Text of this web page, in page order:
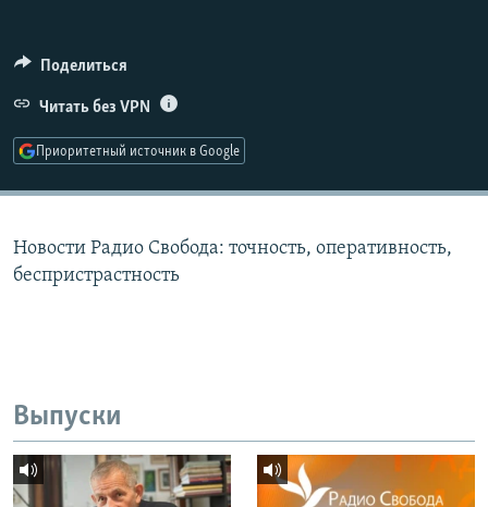
ПОДПИШИТЕСЬ НА РАССЫЛКУ
СОЦИАЛЬНЫЕ СЕТИ
Поделиться
Читать без VPN
Приоритетный источник в Google
Новости Радио Свобода: точность, оперативность,
беспристрастность
Выпуски